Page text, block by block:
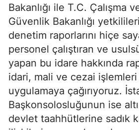
Bakanlığı ile T.C. Çalışma
Güvenlik Bakanlığı
denetim raporlarını hiçe
personel çalıştıran ve
yapan bu idare hakkında
idari, mali ve cezai
uygulamaya çağırıyoruz.
Başkonsolosluğunun ise
devlet taahhütlerine sadık